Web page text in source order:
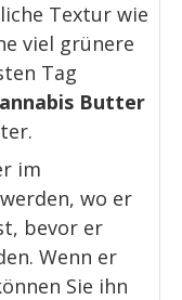
Textur wie
viel grünere
Tag
Butter
im
wo er
bevor er
Wenn er
Sie ihn